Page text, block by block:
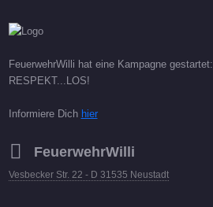
FeuerwehrWilli hat eine Kampagne gestartet:
RESPEKT...LOS!
Informiere Dich hier
FeuerwehrWilli
Vesbecker Str. 22 - D 31535 Neustadt